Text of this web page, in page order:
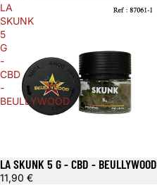
LA
SKUNK
5
G
-
CBD
-
BEULLYWOOD
LA SKUNK 5 G - CBD - BEULLYWOOD
11,90 €